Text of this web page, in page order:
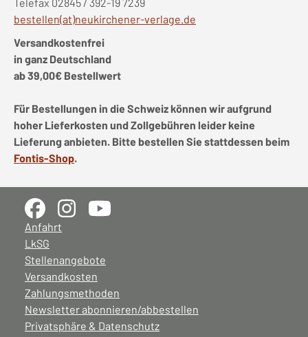
bestellen(at)neukirchener-verlage.de
Versandkostenfrei
in ganz Deutschland
ab 39,00€ Bestellwert
Für Bestellungen in die Schweiz können wir aufgrund
hoher Lieferkosten und Zollgebühren leider keine
Lieferung anbieten. Bitte bestellen Sie stattdessen beim
Fontis-Shop.
Anfahrt
LkSG
Stellenangebote
Versandkosten
Zahlungsmethoden
Newsletter abonnieren/abbestellen
Privatsphäre & Datenschutz